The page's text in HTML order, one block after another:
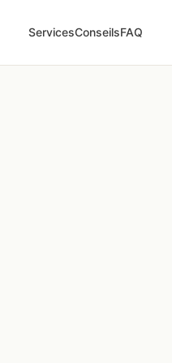
ServicesConseilsFAQ